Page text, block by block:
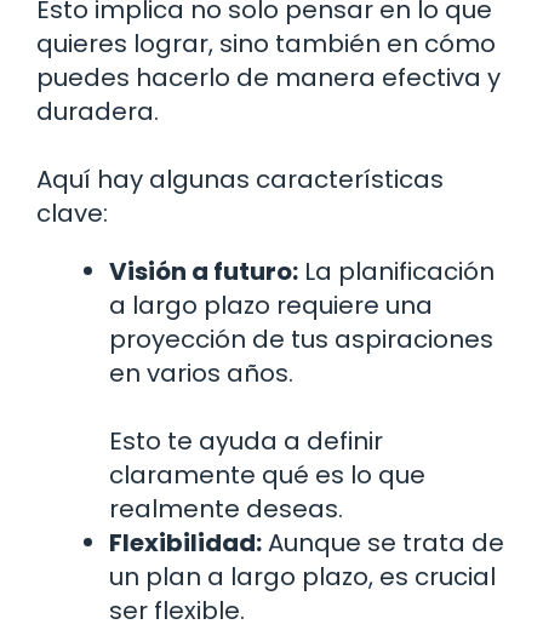
Esto implica no solo pensar en lo que
quieres lograr, sino también en cómo
puedes hacerlo de manera efectiva y
duradera.
Aquí hay algunas características
clave:
Visión a futuro: La planificación
a largo plazo requiere una
proyección de tus aspiraciones
en varios años.
Esto te ayuda a definir
claramente qué es lo que
realmente deseas.
Flexibilidad:Aunque se trata de
un plan a largo plazo, es crucial
ser flexible.